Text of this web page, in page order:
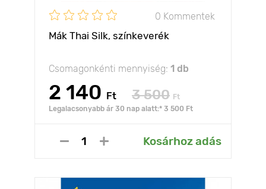
0 Kommentek
Mák Thai Silk, színkeverék
Csomagonkénti mennyiség: 1 db
2 140 Ft 3 500 Ft
Legalacsonyabb ár 30 nap alatt:* 3 500 Ft
Kosárhoz adás